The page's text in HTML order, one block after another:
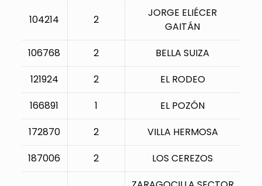
104214 2
JORGE ELIÉCER
GAITÁN
106768
2
BELLA SUIZA
121924
2
EL RODEO
166891
1
EL POZÓN
172870
2
VILLA HERMOSA
187006
2 LOS CEREZOS